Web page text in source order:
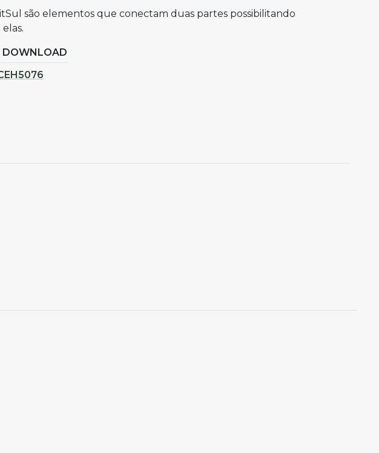
são elementos que conectam duas partes possibilitando
DOWNLOAD